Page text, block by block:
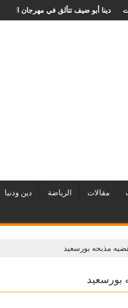
دينا أبو ضيف
مقالات الرياضة دين ودنيا
مذبحه بورسعيد
بورسعيد